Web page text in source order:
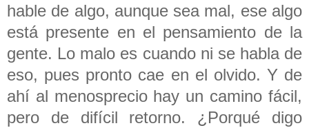
hable de algo, aunque sea mal, ese algo
está presente en el pensamiento de la
gente. Lo malo es cuando ni se habla de
eso, pues pronto cae en el olvido. Y de
ahí al menosprecio hay un camino fácil,
pero de difícil retorno. ¿Porqué digo